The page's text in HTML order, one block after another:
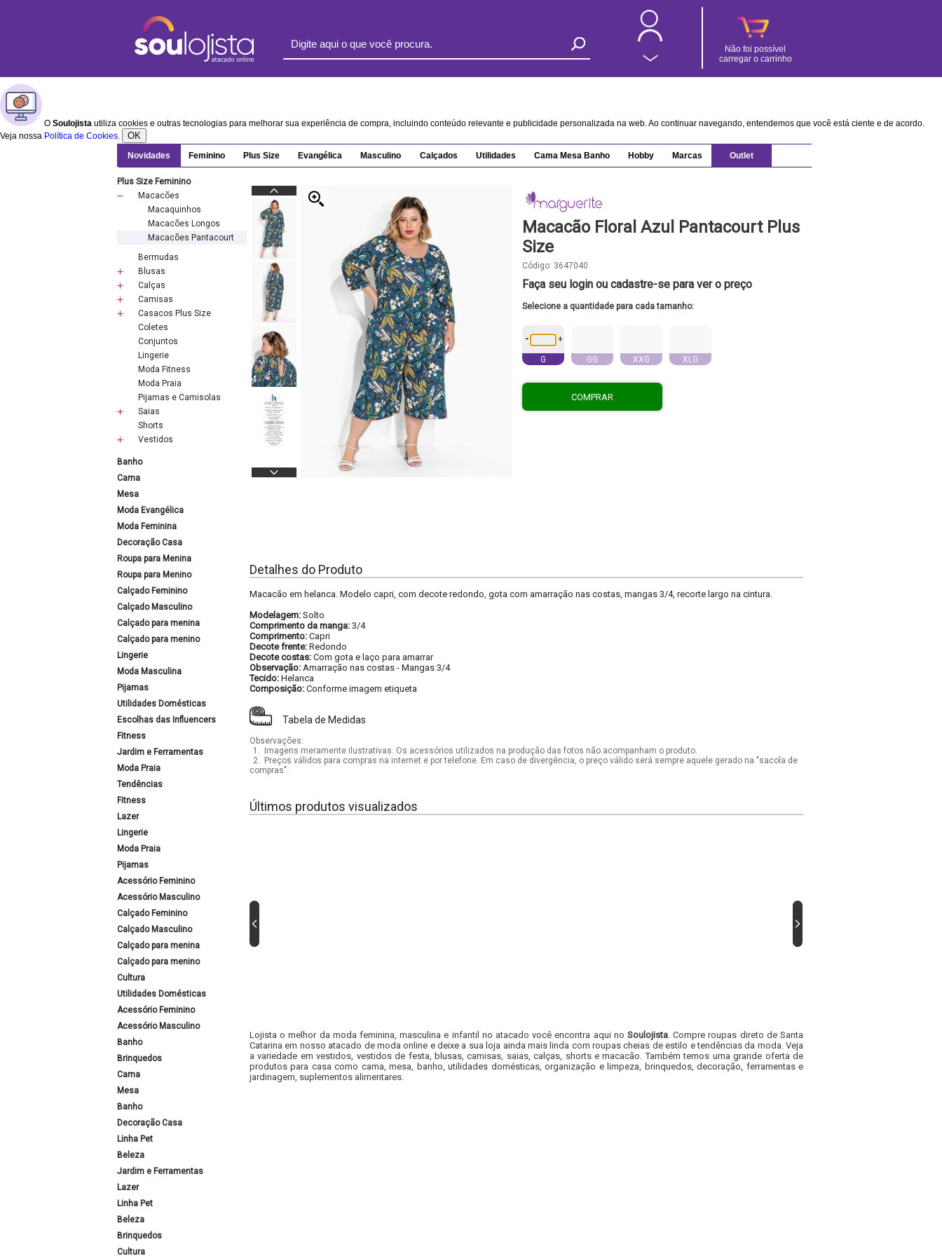
Não foi possível
carregar o carrinho
O Soulojista utiliza cookies e outras tecnologias para melhorar sua experiência de compra, incluindo conteúdo relevante e publicidade personalizada na web. Ao continuar navegando, entendemos que você está ciente e de acordo.
Veja nossa Política de Cookies. OK
Novidades Feminino Plus Size Evangélica Masculino Calçados Utilidades Cama Mesa Banho Hobby Marcas Outlet
Plus Size Feminino
Macacões
Macaquinhos
Macacões Longos
Macacões Pantacourt
Bermudas
Blusas
Calças
Camisas
Casacos Plus Size
Coletes
Conjuntos
Lingerie
Moda Fitness
Moda Praia
Pijamas e Camisolas
Saias
Shorts
Vestidos
Banho
Cama
Mesa
Moda Evangélica
Moda Feminina
Decoração Casa
Roupa para Menina
Roupa para Menino
Calçado Feminino
Calçado Masculino
Calçado para menina
Calçado para menino
Lingerie
Moda Masculina
Pijamas
Utilidades Domésticas
Escolhas das Influencers
Fitness
Jardim e Ferramentas
Moda Praia
Tendências
Fitness
Lazer
Lingerie
Moda Praia
Pijamas
Acessório Feminino
Acessório Masculino
Calçado Feminino
Calçado Masculino
Calçado para menina
Calçado para menino
Cultura
Utilidades Domésticas
Acessório Feminino
Acessório Masculino
Banho
Brinquedos
Cama
Mesa
Banho
Decoração Casa
Linha Pet
Beleza
Jardim e Ferramentas
Lazer
Linha Pet
Beleza
Brinquedos
Cultura
Macacão Floral Azul Pantacourt Plus
Size
Código: 3647040
Faça seu login ou cadastre-se para ver o preço
Selecione a quantidade para cada tamanho:
- +
G GG XXG XLG
COMPRAR
Detalhes do Produto
Macacão em helanca. Modelo capri, com decote redondo, gota com amarração nas costas, mangas 3/4, recorte largo na cintura.
Modelagem: Solto
Comprimento da manga: 3/4
Comprimento: Capri
Decote frente: Redondo
Decote costas: Com gota e laço para amarrar
Observação: Amarração nas costas - Mangas 3/4
Tecido: Helanca
Composição: Conforme imagem etiqueta
Tabela de Medidas
Observações:
1.
Imagens meramente ilustrativas. Os acessórios utilizados na produção das fotos não acompanham o produto.
2.
Preços válidos para compras na internet e por telefone. Em caso de divergência, o preço válido será sempre aquele gerado na "sacola de
compras".
Últimos produtos visualizados
Lojista o melhor da moda feminina, masculina e infantil no atacado você encontra aqui no Soulojista. Compre roupas direto de Santa
Catarina em nosso atacado de moda online e deixe a sua loja ainda mais linda com roupas cheias de estilo e tendências da moda. Veja
a variedade em vestidos, vestidos de festa, blusas, camisas, saias, calças, shorts e macacão. Também temos uma grande oferta de
produtos para casa como cama, mesa, banho, utilidades domésticas, organização e limpeza, brinquedos, decoração, ferramentas e
jardinagem, suplementos alimentares.